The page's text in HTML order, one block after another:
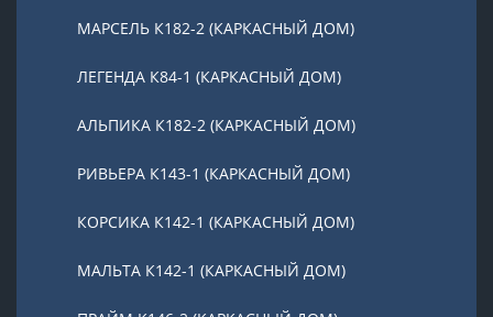
МАРСЕЛЬ К182-2 (КАРКАСНЫЙ ДОМ)
ЛЕГЕНДА К84-1 (КАРКАСНЫЙ ДОМ)
АЛЬПИКА К182-2 (КАРКАСНЫЙ ДОМ)
РИВЬЕРА К143-1 (КАРКАСНЫЙ ДОМ)
КОРСИКА К142-1 (КАРКАСНЫЙ ДОМ)
МАЛЬТА К142-1 (КАРКАСНЫЙ ДОМ)